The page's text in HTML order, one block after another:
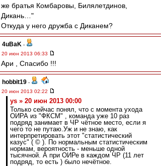
же братья Комбаровы, Билялетдинов,
Дикань…"
Откуда у него дружба с Диканем?
4uBaK -
20 июн 2013 06:33
Ари , Спасибо !!!
hobbit19 -
20 июн 2013 02:22
ys » 20 июн 2013 00:00
Только сейчас понял, что с момента ухода
ОИРА из "ФКСМ" , команда уже 10 раз
подряд занимает в ЧР чётное место, если я
чего то не путаю.Уж и не знаю, как
интерпретировать этот "статистический
казус" ( © ). По нормальным статистическим
нормам, вероятность - меньше одной
тысячной. А при ОИРе в каждом ЧР (11 лет
подряд, то есть ) было нечётное.